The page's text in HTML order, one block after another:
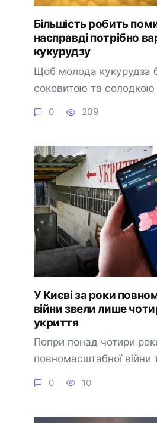
Більшість робить
насправді потрібно
кукурудзу
Щоб молода кукурудза
соковитою та солодкою
0 209
У Києві за роки
війни звели лише
укриття
Попри понад чотири
повномасштабної війни
0 10